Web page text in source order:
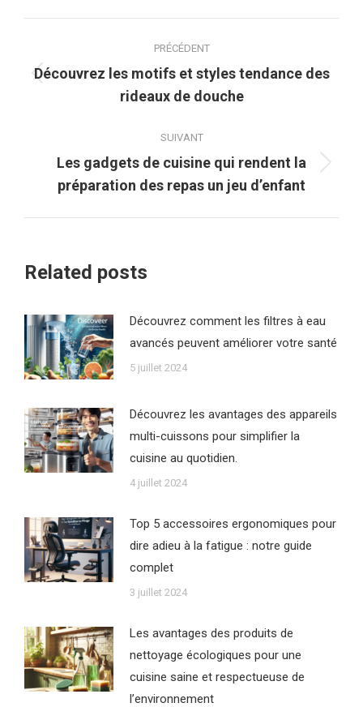
article
PRÉCÉDENT
Article
précédent
Découvrez les motifs et styles tendance des
rideaux de douche
SUIVANT
Article
suivant
:
Les gadgets de cuisine qui rendent la
préparation des repas un jeu d’enfant
Related posts
Découvrez comment les filtres à eau
avancés peuvent améliorer votre santé
5 juillet 2024
Découvrez les avantages des appareils
multi-cuissons pour simplifier la
cuisine au quotidien.
4 juillet 2024
Top 5 accessoires ergonomiques pour
dire adieu à la fatigue : notre guide
complet
3 juillet 2024
Les avantages des produits de
nettoyage écologiques pour une
cuisine saine et respectueuse de
l’environnement